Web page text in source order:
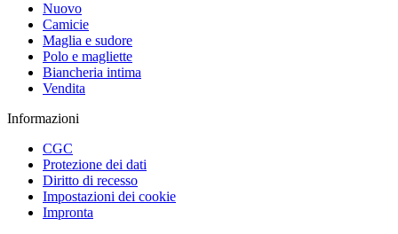
Nuovo
Camicie
Maglia e sudore
Polo e magliette
Biancheria intima
Vendita
Informazioni
CGC
Protezione dei dati
Diritto di recesso
Impostazioni dei cookie
Impronta